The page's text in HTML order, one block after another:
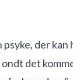
der kan
det